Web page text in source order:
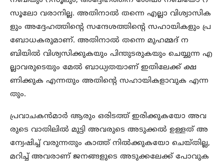
സൂലോ വരാനില്ല. അതിനാൽ തന്നെ എല്ലാ വിശ്വാസിക
ളും അദ്ദേഹത്തിന്റെ സന്ദേശത്തിന്റെ സഹായികളും പ്ര
ബോധകരുമാണ്. അതിനാൽ തന്നെ മുഹമ്മദ് ന
ബിയിൽ വിശ്വസിക്കുകയും പിന്തുടരുകയും ചെയ്യുന്ന എ
ല്ലാവരുടെയും മേൽ ബാധ്യതയാണ് ഇതിലേക്ക് ക്ഷ
ണിക്കുക എന്നതും അതിന്റെ സഹായികളാവുക എന്ന
തും.
പ്രവാചകൻമാർ ആരും ഒരിടത്ത് ഇരിക്കുകയോ അവ
രുടെ വാതിലിൽ മുട്ടി അവരുടെ അടുക്കൽ ഉള്ളത് അ
ന്വേഷിച്ച് വരുന്നതും കാത്ത് നിൽക്കുകയോ ചെയ്തില്ല,
മറിച്ച് അവരാണ് ജനങ്ങളുടെ അടുക്കലേക്ക് പോവുക